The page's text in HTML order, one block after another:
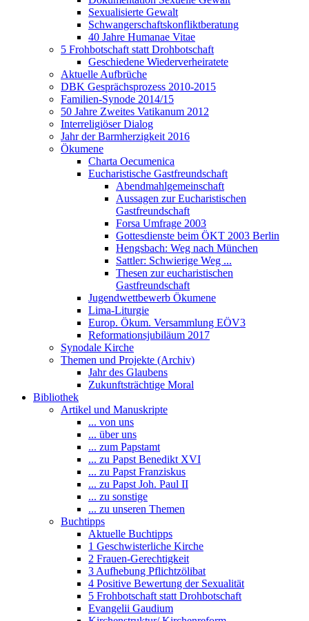
Sexualisierte Gewalt
Schwangerschaftskonfliktberatung
40 Jahre Humanae Vitae
5 Frohbotschaft statt Drohbotschaft
Geschiedene Wiederverheiratete
Aktuelle Aufbrüche
DBK Gesprächsprozess 2010-2015
Familien-Synode 2014/15
50 Jahre Zweites Vatikanum 2012
Interreligiöser Dialog
Jahr der Barmherzigkeit 2016
Ökumene
Charta Oecumenica
Eucharistische Gastfreundschaft
Abendmahlgemeinschaft
Aussagen zur Eucharistischen
Gastfreundschaft
Forsa Umfrage 2003
Gottesdienste beim ÖKT 2003 Berlin
Hengsbach: Weg nach München
Sattler: Schwierige Weg ...
Thesen zur eucharistischen
Gastfreundschaft
Jugendwettbewerb Ökumene
Lima-Liturgie
Europ. Ökum. Versammlung EÖV3
Reformationsjubiläum 2017
Synodale Kirche
Themen und Projekte (Archiv)
Jahr des Glaubens
Zukunftsträchtige Moral
Bibliothek
Artikel und Manuskripte
... von uns
... über uns
... zum Papstamt
... zu Papst Benedikt XVI
... zu Papst Franziskus
... zu Papst Joh. Paul II
... zu sonstige
... zu unseren Themen
Buchtipps
Aktuelle Buchtipps
1 Geschwisterliche Kirche
2 Frauen-Gerechtigkeit
3 Aufhebung Pflichtzölibat
4 Positive Bewertung der Sexualität
5 Frohbotschaft statt Drohbotschaft
Evangelii Gaudium